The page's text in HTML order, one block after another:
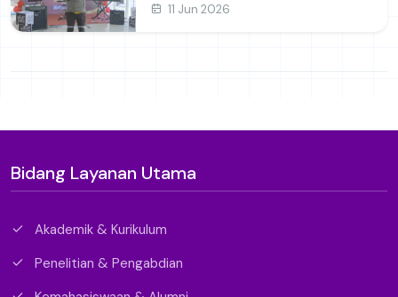
11 Jun 2026
Bidang Layanan Utama
Akademik & Kurikulum
Penelitian & Pengabdian